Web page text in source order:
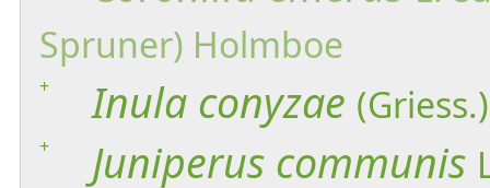
Spruner) Holmboe
+ Inula conyzae
+ Juniperus communis